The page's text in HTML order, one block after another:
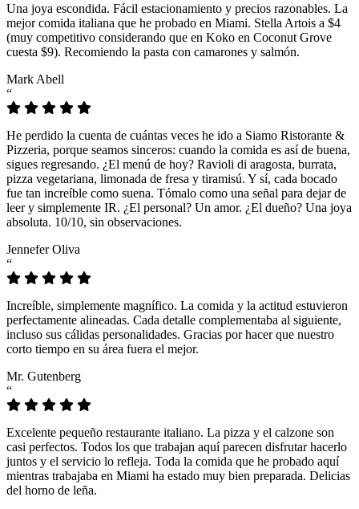
Una joya escondida. Fácil estacionamiento y precios razonables. La
mejor comida italiana que he probado en Miami. Stella Artois a $4
(muy competitivo considerando que en Koko en Coconut Grove
cuesta $9). Recomiendo la pasta con camarones y salmón.
Mark Abell
“
He perdido la cuenta de cuántas veces he ido a Siamo Ristorante &
Pizzeria, porque seamos sinceros: cuando la comida es así de buena,
sigues regresando. ¿El menú de hoy? Ravioli di aragosta, burrata,
pizza vegetariana, limonada de fresa y tiramisú. Y sí, cada bocado
fue tan increíble como suena. Tómalo como una señal para dejar de
leer y simplemente IR. ¿El personal? Un amor. ¿El dueño? Una joya
absoluta. 10/10, sin observaciones.
Jennefer Oliva
“
Increíble, simplemente magnífico. La comida y la actitud estuvieron
perfectamente alineadas. Cada detalle complementaba al siguiente,
incluso sus cálidas personalidades. Gracias por hacer que nuestro
corto tiempo en su área fuera el mejor.
Mr. Gutenberg
“
Excelente pequeño restaurante italiano. La pizza y el calzone son
casi perfectos. Todos los que trabajan aquí parecen disfrutar hacerlo
juntos y el servicio lo refleja. Toda la comida que he probado aquí
mientras trabajaba en Miami ha estado muy bien preparada. Delicias
del horno de leña.